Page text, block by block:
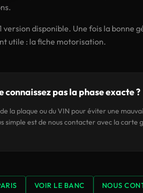
version disponible. Une fois la bonne
utile : la fiche motorisation.
connaissez pas la phase exacte ?
la plaque ou du VIN pour éviter une
simple est de nous contacter avec la carte
VOIR LE BANC NOUS